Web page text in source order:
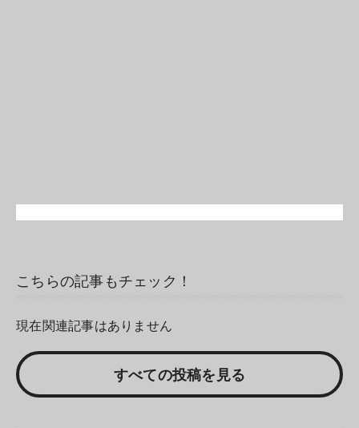
こちらの記事もチェック！
現在関連記事はありません
すべての投稿を見る